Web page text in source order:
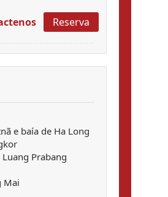
Reserva
e baía de Ha Long
Luang Prabang
Mai